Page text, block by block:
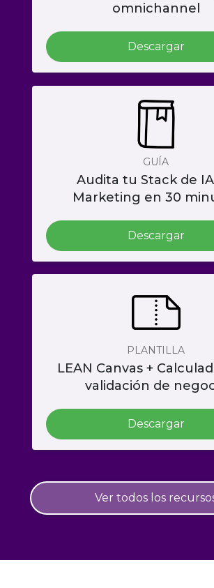
omnichannel
Descargar
GUÍA
Audita tu Stack de
Marketing en 30
Descargar
PLANTILLA
LEAN Canvas +
validación de
Descargar
Ver todos los